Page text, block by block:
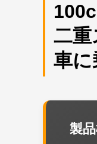
二
車に
製